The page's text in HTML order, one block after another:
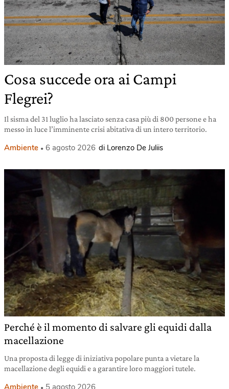
Cosa succede ora ai Campi
Flegrei?
Il sisma del 31 luglio ha lasciato senza casa più di 800 persone e ha
messo in luce l’imminente crisi abitativa di un intero territorio.
Ambiente 6 agosto 2026 di Lorenzo De Juliis
Perché è il momento di salvare gli equidi dalla
macellazione
Una proposta di legge di iniziativa popolare punta a vietare la
macellazione degli equidi e a garantire loro maggiori tutele.
Ambiente 5 agosto 2026